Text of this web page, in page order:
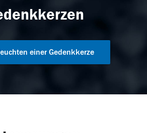
einer Gedenkkerze